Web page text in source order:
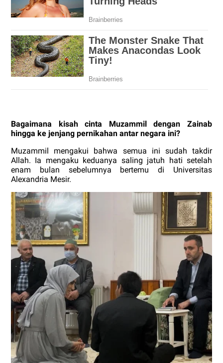
Bagaimana kisah cinta Muzammil dengan Zainab
hingga ke jenjang pernikahan antar negara ini?
Muzammil mengakui bahwa semua ini sudah takdir
Allah. Ia mengaku keduanya saling jatuh hati setelah
enam bulan sebelumnya bertemu di Universitas
Alexandria Mesir.